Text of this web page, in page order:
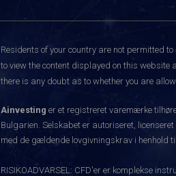
Residents of your country are not permitted
to view the content displayed on this
there is any doubt as to whether you are
Ainvesting er et registreret varemærke
Bulgarien. Selskabet er autoriseret,
med de gældende lovgivningskrav i henhold
RISIKOADVARSEL: CFD'er er komplekse